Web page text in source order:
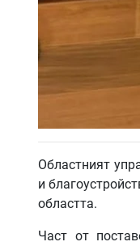
Областният
и
областта.
Част от